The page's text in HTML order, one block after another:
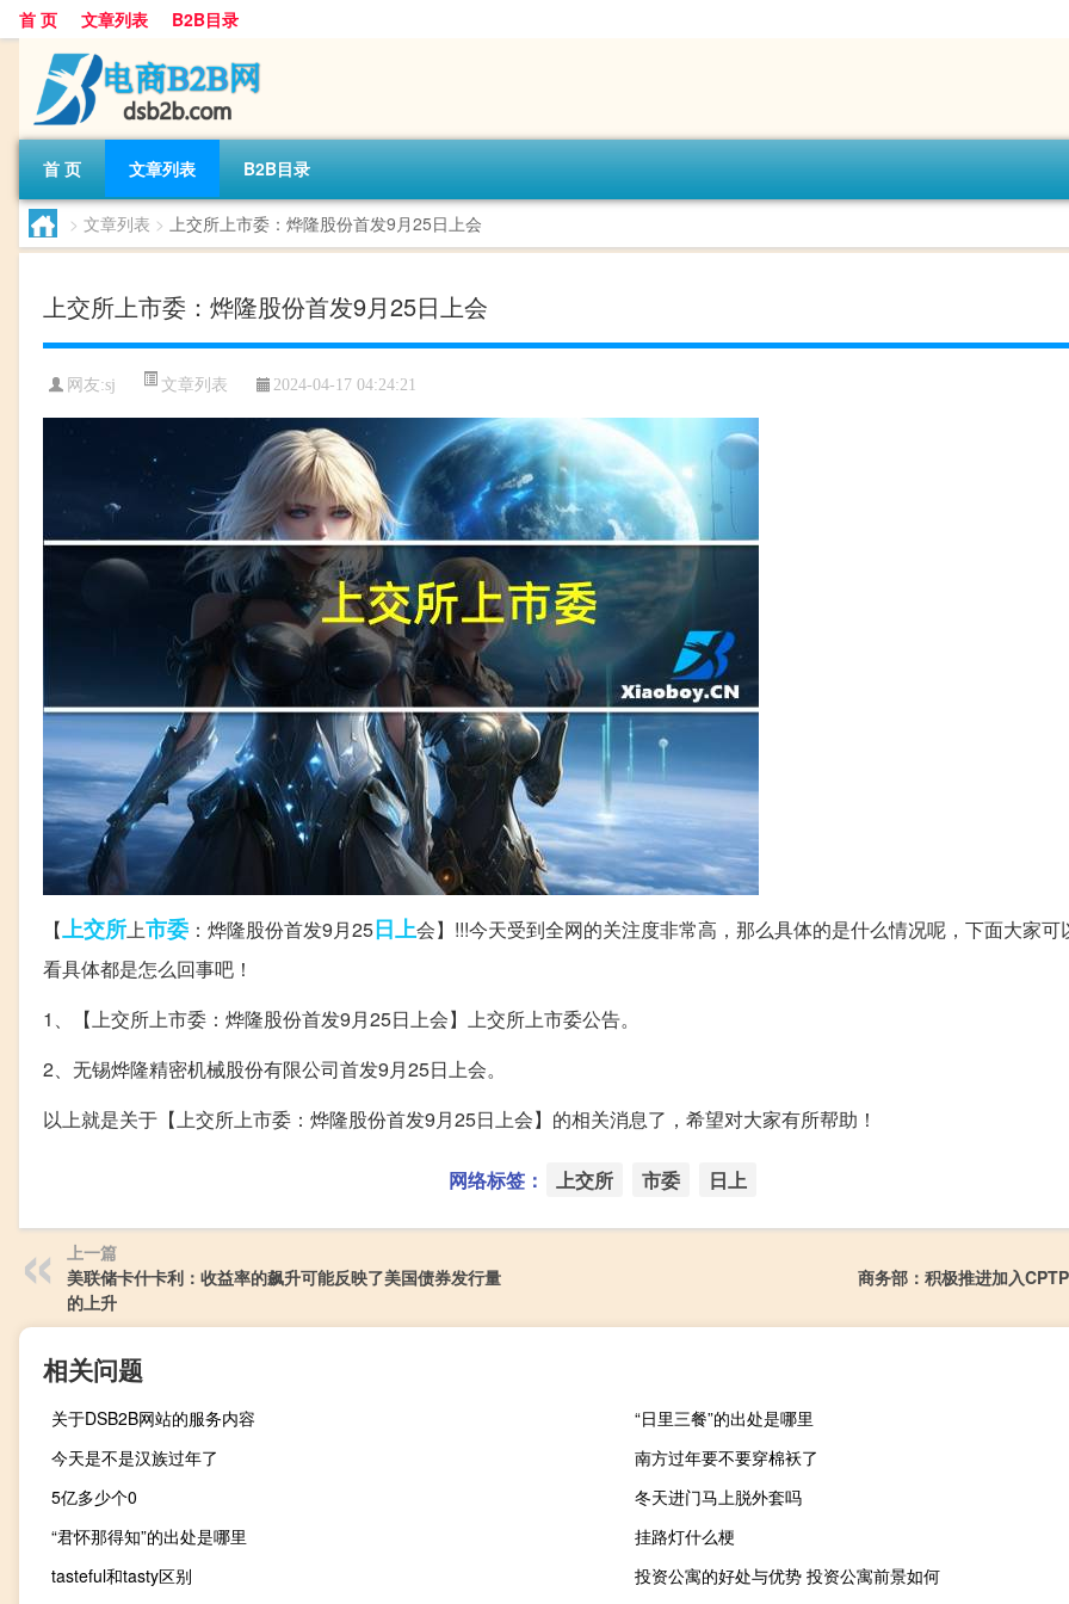
首 页 文章列表 B2B目录
首 页 文章列表 B2B目录
> 文章列表 > 上交所上市委：烨隆股份首发9月25日上会
上交所上市委：烨隆股份首发9月25日上会
网友:sj 文章列表 2024-04-17 04:24:21
【上交所上市委 ：烨隆股份首发9月25日上会】!!!今天受到全网的关注度非常高，那么具体的是什么情况呢，下面大家可
看具体都是怎么回事吧！
1、【上交所上市委：烨隆股份首发9月25日上会】上交所上市委公告。
2、无锡烨隆精密机械股份有限公司首发9月25日上会。
以上就是关于【上交所上市委：烨隆股份首发9月25日上会】的相关消息了，希望对大家有所帮助！
网络标签： 上交所 市委 日上
上一篇
美联储卡什卡利：收益率的飙升可能反映了美国债券发行量
的上升
商务部：积极推进加入
相关问题
关于DSB2B网站的服务内容
“日里三餐”的出处是哪里
今天是不是汉族过年了
南方过年要不要穿棉袄了
5亿多少个0
冬天进门马上脱外套吗
“君怀那得知”的出处是哪里
挂路灯什么梗
tasteful和tasty区别
投资公寓的好处与优势 投资公寓前景如何